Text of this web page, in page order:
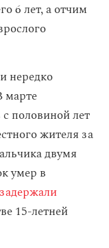
6 лет, а отчим
нередко
марте
половиной лет
жителя за
двумя
умер в
задержали
15-летней